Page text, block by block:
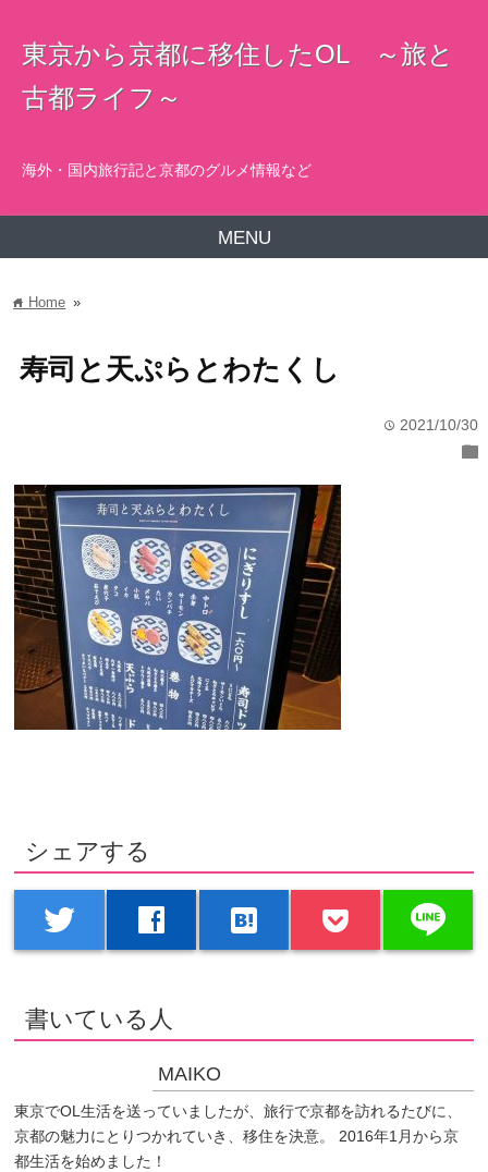
東京から京都に移住したOL ～旅と
古都ライフ～
海外・国内旅行記と京都のグルメ情報など
MENU
home Home »
寿司と天ぷらとわたくし
time 2021/10/30
folder
シェアする
twitter facebook hatenabookmark line
書いている人
MAIKO
東京でOL生活を送っていましたが、旅行で京都を訪れるたびに、
京都の魅力にとりつかれていき、移住を決意。 2016年1月から京
都生活を始めました！